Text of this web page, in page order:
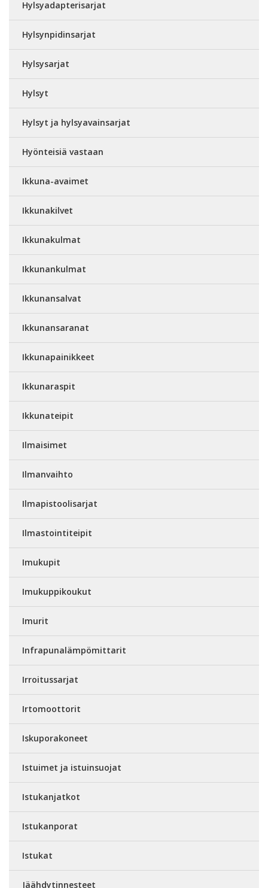
Hylsyadapterisarjat
Hylsynpidinsarjat
Hylsysarjat
Hylsyt
Hylsyt ja hylsyavainsarjat
Hyönteisiä vastaan
Ikkuna-avaimet
Ikkunakilvet
Ikkunakulmat
Ikkunankulmat
Ikkunansalvat
Ikkunansaranat
Ikkunapainikkeet
Ikkunaraspit
Ikkunateipit
Ilmaisimet
Ilmanvaihto
Ilmapistoolisarjat
Ilmastointiteipit
Imukupit
Imukuppikoukut
Imurit
Infrapunalämpömittarit
Irroitussarjat
Irtomoottorit
Iskuporakoneet
Istuimet ja istuinsuojat
Istukanjatkot
Istukanporat
Istukat
Jäähdytinnesteet